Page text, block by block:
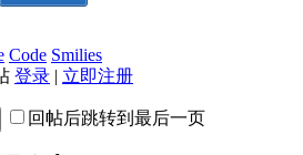
Code Smilies
登录 | 立即注册
回帖后跳转到最后一页